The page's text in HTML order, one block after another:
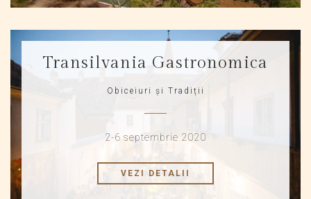
Transilvania Gastronomica
Obiceiuri și Tradiții
2-6 septembrie 2020
VEZI DETALII